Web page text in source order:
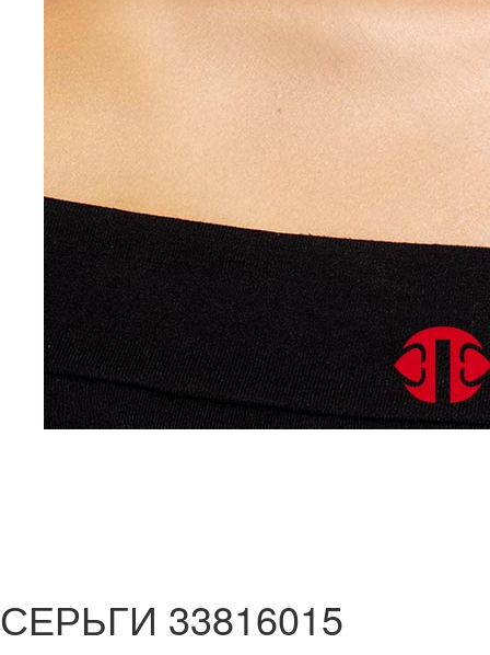
СЕРЬГИ 33816015